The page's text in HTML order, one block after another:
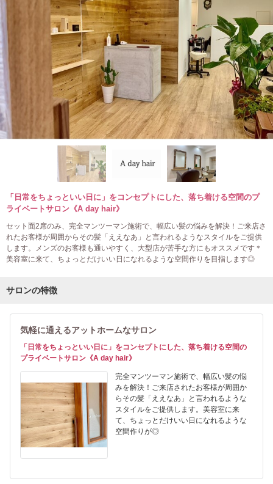
「日常をちょっといい日に」をコンセプトにした、落ち着ける空間のプ
ライベートサロン《A day hair》
セット面2席のみ、完全マンツーマン施術で、幅広い髪の悩みを解決！ご来店さ
れたお客様が周囲からその髪「ええなあ」と言われるようなスタイルをご提供
します。メンズのお客様も通いやすく、大型店が苦手な方にもオススメです＊
美容室に来て、ちょっとだけいい日になれるような空間作りを目指します◎
サロンの特徴
気軽に通えるアットホームなサロン
「日常をちょっといい日に」をコンセプトにした、落ち着ける空間の
プライベートサロン《A day hair》
完全マンツーマン施術で、幅広い髪の悩
みを解決！ご来店されたお客様が周囲か
らその髪「ええなあ」と言われるような
スタイルをご提供します。美容室に来
て、ちょっとだけいい日になれるような
空間作りが◎